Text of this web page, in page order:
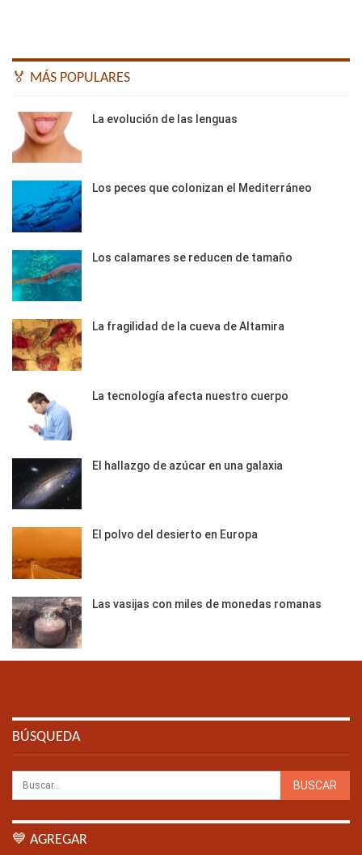
🏅 MÁS POPULARES
La evolución de las lenguas
Los peces que colonizan el Mediterráneo
Los calamares se reducen de tamaño
La fragilidad de la cueva de Altamira
La tecnología afecta nuestro cuerpo
El hallazgo de azúcar en una galaxia
El polvo del desierto en Europa
Las vasijas con miles de monedas romanas
BÚSQUEDA
💙 AGREGAR